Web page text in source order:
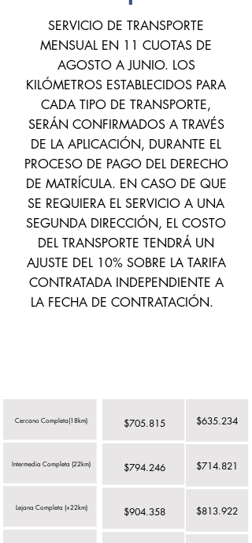
SERVICIO DE TRANSPORTE
MENSUAL EN 11 CUOTAS DE
AGOSTO A JUNIO. LOS
KILÓMETROS ESTABLECIDOS PARA
CADA TIPO DE TRANSPORTE,
SERÁN CONFIRMADOS A TRAVÉS
DE LA APLICACIÓN, DURANTE EL
PROCESO DE PAGO DEL DERECHO
DE MATRÍCULA. EN CASO DE QUE
SE REQUIERA EL SERVICIO A UNA
SEGUNDA DIRECCIÓN, EL COSTO
DEL TRANSPORTE TENDRÁ UN
AJUSTE DEL 10% SOBRE LA TARIFA
CONTRATADA INDEPENDIENTE A
LA FECHA DE CONTRATACIÓN.
Cercano Completa(18km)
Intermedia Completa (22km)
Lejana Completa (+22km)
$705.815
$794.246
$904.358
$635.234
$714.821
$813.922